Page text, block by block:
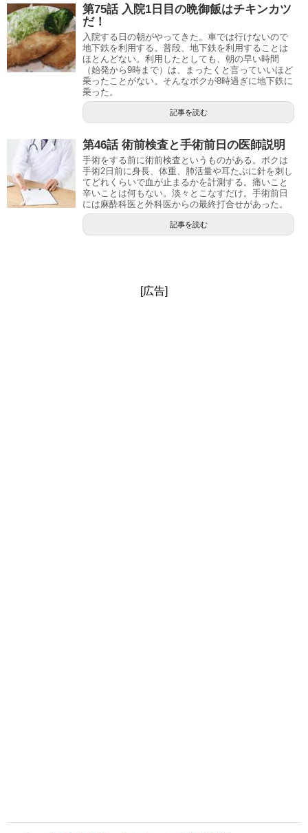
第75話 入院1日目の晩御飯はチキンカツ
だ！
入院する日の朝がやってきた。車では行けないので
地下鉄を利用する。普段、地下鉄を利用することは
ほとんどない。利用したとしても、朝の早い時間
（始発から9時まで）は、まったくと言っていいほど
乗ったことがない。そんなボクが8時過ぎに地下鉄に
乗った。
記事を読む
第46話 術前検査と手術前日の医師説明
手術をする前に術前検査というものがある。ボクは
手術2日前に身長、体重、肺活量や耳たぶに針を刺し
てどれくらいで血が止まるかを計測する。痛いこと
辛いことは何もない。淡々とこなすだけ。手術前日
には麻酔科医と外科医からの最終打合せがあった。
記事を読む
[広告]